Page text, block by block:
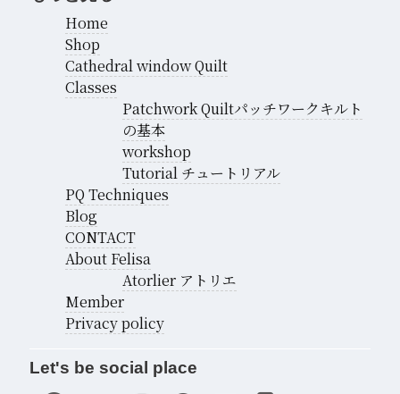
Home
Shop
Cathedral window Quilt
Classes
Patchwork Quiltパッチワークキルト
の基本
workshop
Tutorial チュートリアル
PQ Techniques
Blog
CONTACT
About Felisa
Atorlier アトリエ
Member
Privacy policy
Let's be social place